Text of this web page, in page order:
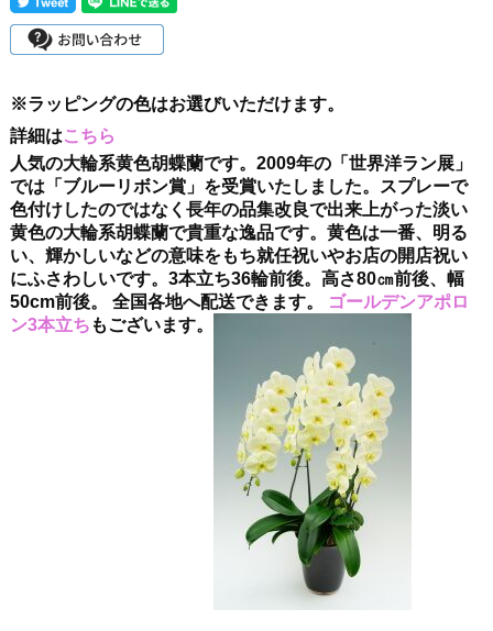
※ラッピングの色はお選びいただけます。
詳細はこちら
人気の大輪系黄色胡蝶蘭です。2009年の「世界洋ラン展」
では「ブルーリボン賞」を受賞いたしました。スプレーで
色付けしたのではなく長年の品集改良で出来上がった淡い
黄色の大輪系胡蝶蘭で貴重な逸品です。黄色は一番、明る
い、輝かしいなどの意味をもち就任祝いやお店の開店祝い
にふさわしいです。3本立ち36輪前後。高さ80㎝前後、幅
50cm前後。 全国各地へ配送できます。
ゴールデンアポロ
ン3本立ち もございます。